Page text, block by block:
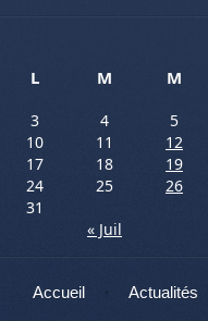
L
M M
3
4 5
10
11 12
17
18 19
24
25 26
31
« Juil
Menu
Aller au contenu
Accueil Actualités